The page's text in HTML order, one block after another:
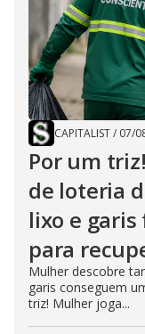
CAPITALIST/ 07/
Por um
de loteria
lixo e
para
Mulher descobre
garis conseguem
triz! Mulher joga...